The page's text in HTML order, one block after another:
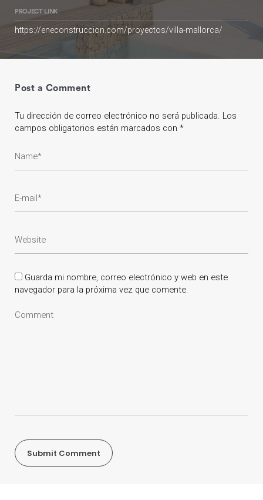
PROJECT LINK
https://eneconstruccion.com/proyectos/villa-mallorca/
Post a Comment
Tu dirección de correo electrónico no será publicada. Los
campos obligatorios están marcados con *
Guarda mi nombre, correo electrónico y web en este
navegador para la próxima vez que comente.